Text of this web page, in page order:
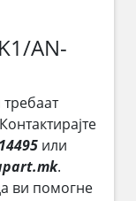
AN-
или
.
ви помогне